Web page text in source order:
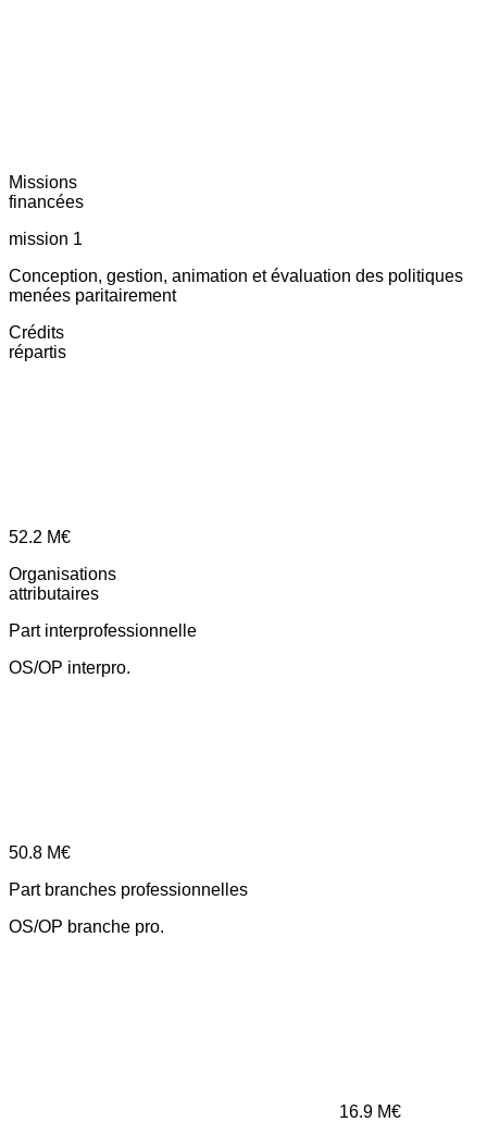
Missions
financées
mission 1
Conception, gestion, animation et évaluation des politiques
menées paritairement
Crédits
répartis
52.2 M€
Organisations
attributaires
Part interprofessionnelle
OS/OP interpro.
50.8 M€
Part branches professionnelles
OS/OP branche pro.
16.9 M€